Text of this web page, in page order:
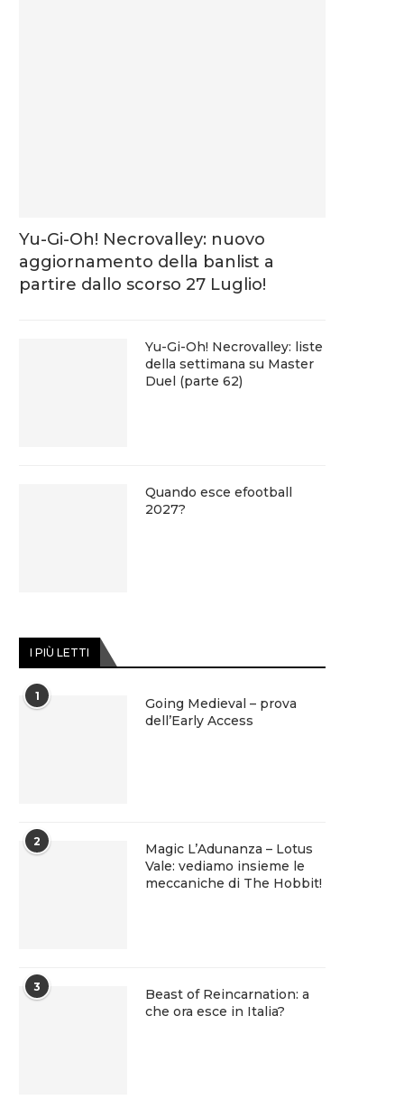
Yu-Gi-Oh! Necrovalley: nuovo
aggiornamento della banlist a
partire dallo scorso 27 Luglio!
Yu-Gi-Oh! Necrovalley: liste
della settimana su Master
Duel (parte 62)
Quando esce efootball
2027?
I PIÙ LETTI
1
Going Medieval – prova
dell’Early Access
2
Magic L’Adunanza – Lotus
Vale: vediamo insieme le
meccaniche di The Hobbit!
3
Beast of Reincarnation: a
che ora esce in Italia?